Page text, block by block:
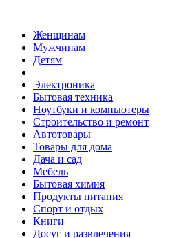
Женщинам
Мужчинам
Детям
Электроника
Бытовая техника
Ноутбуки и компьютеры
Строительство и ремонт
Автотовары
Товары для дома
Дача и сад
Мебель
Бытовая химия
Продукты питания
Спорт и отдых
Книги
Досуг и развлечения